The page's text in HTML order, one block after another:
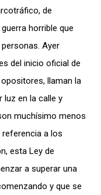
de
horrible que
Ayer
del inicio oficial de
llaman la
luz en la calle y
muchísimo menos
a los
esta Ley de
a superar una
y que se